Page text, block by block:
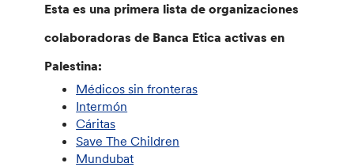
Esta es una primera lista de organizaciones
colaboradoras de Banca Etica activas en
Palestina:
Médicos sin fronteras
Intermón
Cáritas
Save The Children
Mundubat